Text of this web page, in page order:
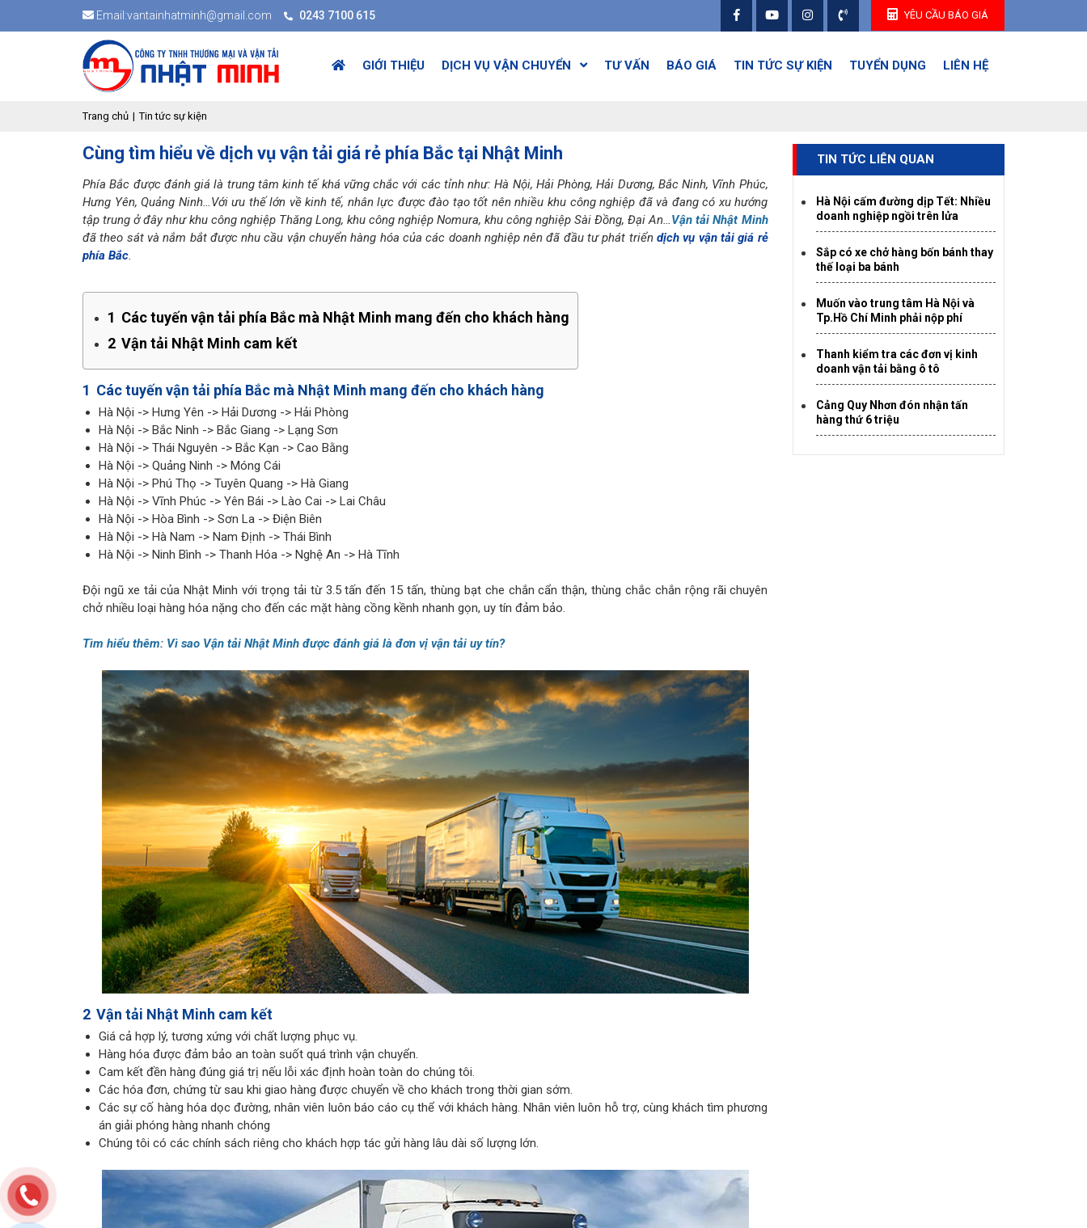
Email:vantainhatminh@gmail.com 0243 7100 615 YÊU CẦU BÁO GIÁ
GIỚI THIỆU DỊCH VỤ VẬN CHUYỂN TƯ VẤN BÁO GIÁ TIN TỨC SỰ KIỆN TUYỂN DỤNG LIÊN HỆ
Trang chủ Tin tức sự kiện
Cùng tìm hiểu về dịch vụ vận tải giá rẻ phía Bắc tại Nhật Minh
Phía Bắc được đánh giá là trung tâm kinh tế khá vững chắc với các tỉnh như: Hà Nội, Hải Phòng, Hải Dương, Bắc Ninh, Vĩnh Phúc,
Hưng Yên, Quảng Ninh…Với ưu thế lớn về kinh tế, nhân lực được đào tạo tốt nên nhiều khu công nghiệp đã và đang có xu hướng
tập trung ở đây như khu công nghiệp Thăng Long, khu công nghiệp Nomura, khu công nghiệp Sài Đồng, Đại An…Vận tải Nhật Minh
đã theo sát và nắm bắt được nhu cầu vận chuyển hàng hóa của các doanh nghiệp nên đã đầu tư phát triển dịch vụ vận tải giá rẻ
phía Bắc.
1 Các tuyến vận tải phía Bắc mà Nhật Minh mang đến cho khách hàng
2 Vận tải Nhật Minh cam kết
1 Các tuyến vận tải phía Bắc mà Nhật Minh mang đến cho khách hàng
Hà Nội -> Hưng Yên -> Hải Dương -> Hải Phòng
Hà Nội -> Bắc Ninh -> Bắc Giang -> Lạng Sơn
Hà Nội -> Thái Nguyên -> Bắc Kạn -> Cao Bằng
Hà Nội -> Quảng Ninh -> Móng Cái
Hà Nội -> Phú Thọ -> Tuyên Quang -> Hà Giang
Hà Nội -> Vĩnh Phúc -> Yên Bái -> Lào Cai -> Lai Châu
Hà Nội -> Hòa Bình -> Sơn La -> Điện Biên
Hà Nội -> Hà Nam -> Nam Định -> Thái Bình
Hà Nội -> Ninh Bình -> Thanh Hóa -> Nghệ An -> Hà Tĩnh
Đội ngũ xe tải của Nhật Minh với trọng tải từ 3.5 tấn đến 15 tấn, thùng bạt che chắn cẩn thận, thùng chắc chắn rộng rãi chuyên
chở nhiều loại hàng hóa nặng cho đến các mặt hàng cồng kềnh nhanh gọn, uy tín đảm bảo.
Tìm hiểu thêm: Vì sao Vận tải Nhật Minh được đánh giá là đơn vị vận tải uy tín?
2 Vận tải Nhật Minh cam kết
Giá cả hợp lý, tương xứng với chất lượng phục vụ.
Hàng hóa được đảm bảo an toàn suốt quá trình vận chuyển.
Cam kết đền hàng đúng giá trị nếu lỗi xác định hoàn toàn do chúng tôi.
Các hóa đơn, chứng từ sau khi giao hàng được chuyển về cho khách trong thời gian sớm.
Các sự cố hàng hóa dọc đường, nhân viên luôn báo cáo cụ thể với khách hàng. Nhân viên luôn hỗ trợ, cùng khách tìm phương
án giải phóng hàng nhanh chóng
Chúng tôi có các chính sách riêng cho khách hợp tác gửi hàng lâu dài số lượng lớn.
TIN TỨC LIÊN QUAN
Hà Nội cấm đường dịp Tết: Nhiều
doanh nghiệp ngồi trên lửa
Sắp có xe chở hàng bốn bánh thay
thế loại ba bánh
Muốn vào trung tâm Hà Nội và
Tp.Hồ Chí Minh phải nộp phí
Thanh kiểm tra các đơn vị kinh
doanh vận tải bằng ô tô
Cảng Quy Nhơn đón nhận tấn
hàng thứ 6 triệu